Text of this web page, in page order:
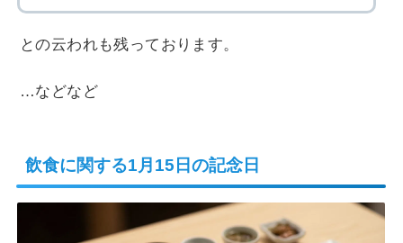
との云われも残っております。
…などなど
飲食に関する1月15日の記念日